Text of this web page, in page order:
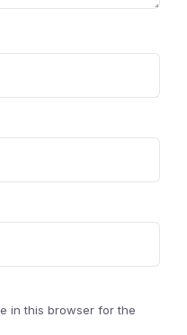
in this browser for the